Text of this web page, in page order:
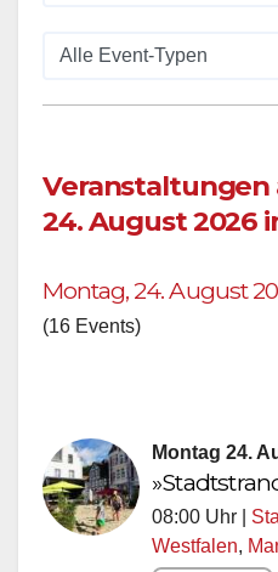
Veranstaltungen
24. August 2026
Montag, 24. August
(16 Events)
Montag 24.
08:00 Uhr |
Westfalen,